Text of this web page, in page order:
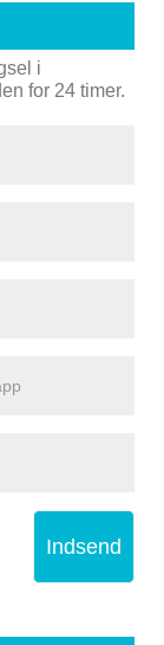
i
for 24 timer.
Indsend